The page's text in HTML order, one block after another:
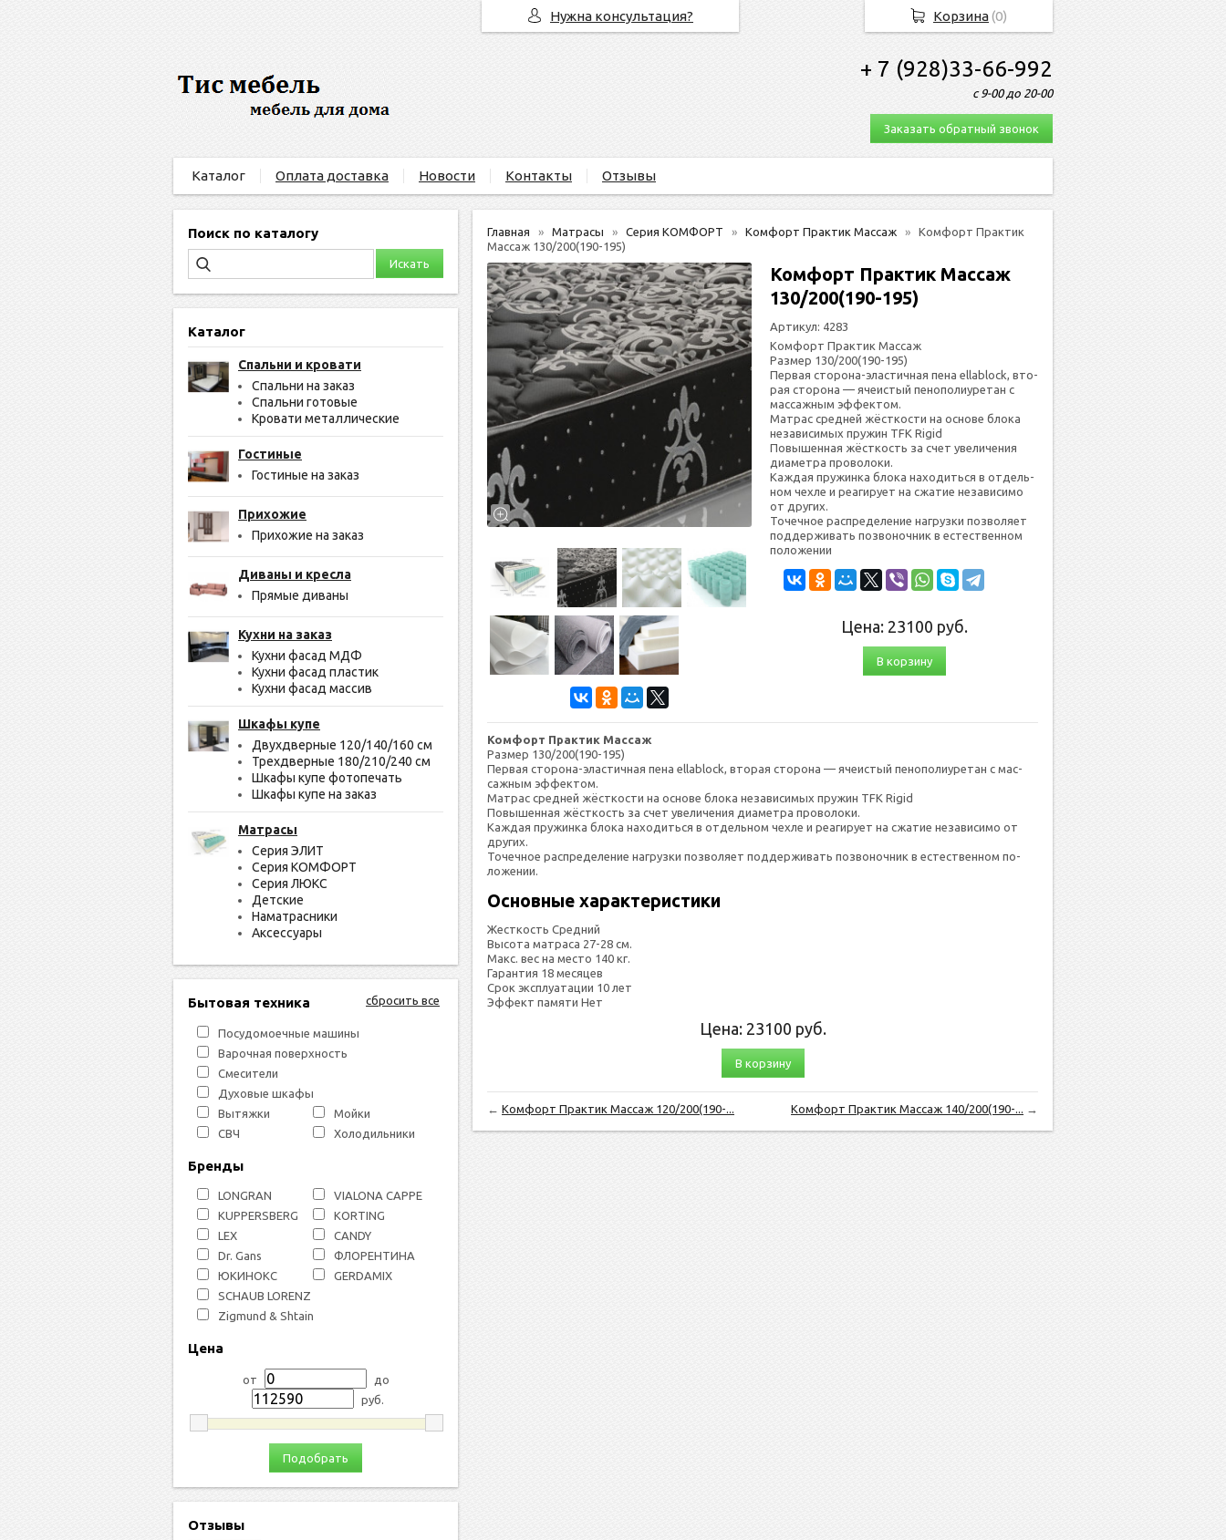
+ 7 (928)33-66-992
с 9-00 до 20-00
Заказать обратный звонок
Каталог Оплата доставка Новости Контакты Отзывы
Поиск по каталогу
Каталог
Спальни и кровати
Спальни на заказ
Спальни готовые
Кровати металлические
Гостиные
Гостиные на заказ
Прихожие
Прихожие на заказ
Диваны и кресла
Прямые диваны
Кухни на заказ
Кухни фасад МДФ
Кухни фасад пластик
Кухни фасад массив
Шкафы купе
Двухдверные 120/140/160 см
Трехдверные 180/210/240 см
Шкафы купе фотопечать
Шкафы купе на заказ
Матрасы
Серия ЭЛИТ
Серия КОМФОРТ
Серия ЛЮКС
Детские
Наматрасники
Аксессуары
сбросить все
Бытовая техника
Посудомоечные машины
Варочная поверхность
Смесители
Духовые шкафы
Вытяжки
Мойки
СВЧ
Холодильники
Бренды
LONGRAN
VIALONA CAPPE
KUPPERSBERG
KORTING
LEX
СANDY
Dr. Gans
ФЛОРЕНТИНА
ЮКИНОКС
GERDAMIX
SCHAUB LORENZ
Zigmund & Shtain
Цена
от
до
руб.
Подобрать
Отзывы
Главная Матрасы Серия КОМФОРТ Комфорт Практик Массаж
Комфорт Практик
Массаж 130/200(190-195)
Комфорт Практик Массаж
130/200(190-195)
Артикул: 4283
Комфорт Практик Массаж
Размер 130/200(190-195)
Пер­вая сто­рона-элас­тичная пе­на ellablock, вто­
рая сто­рона — яче­ис­тый пенополиуретан с
мас­сажным эф­фектом.
Мат­рас средней жёс­ткос­ти на ос­но­ве бло­ка
не­зави­симых пру­жин TFK Rigid
По­вышен­ная жёс­ткос­ть за счет уве­личе­ния
диаметра про­воло­ки.
Каж­дая пру­жин­ка бло­ка на­ходить­ся в от­дель­
ном чех­ле и ре­аги­ру­ет на сжа­тие не­зави­симо
от дру­гих.
То­чеч­ное рас­пре­деле­ние наг­рузки поз­во­ля­ет
под­держи­вать поз­во­ноч­ник в ес­тес­твен­ном
по­ложе­нии
Цена: 23100 руб.
В корзину
Комфорт Практик Массаж
Размер 130/200(190-195)
Пер­вая сто­рона-элас­тичная пе­на ellablock, вто­рая сто­рона — яче­ис­тый пенополиуретан с мас­
сажным эф­фектом.
Мат­рас средней жёс­ткос­ти на ос­но­ве бло­ка не­зави­симых пру­жин TFK Rigid
По­вышен­ная жёс­ткос­ть за счет уве­личе­ния диаметра про­воло­ки.
Каж­дая пру­жин­ка бло­ка на­ходить­ся в от­дель­ном чех­ле и ре­аги­ру­ет на сжа­тие не­зави­симо от
дру­гих.
То­чеч­ное рас­пре­деле­ние наг­рузки поз­во­ля­ет под­держи­вать поз­во­ноч­ник в ес­тес­твен­ном по­
ложе­нии.
Основные характеристики
Жесткость Средний
Высота матраса 27-28 см.
Макс. вес на место 140 кг.
Гарантия 18 месяцев
Срок эксплуатации 10 лет
Эффект памяти Нет
Цена: 23100 руб.
В корзину
← Комфорт Практик Массаж 120/200(190-... Комфорт Практик Массаж 140/200(190-... →
Нужна консультация? Корзина(0)